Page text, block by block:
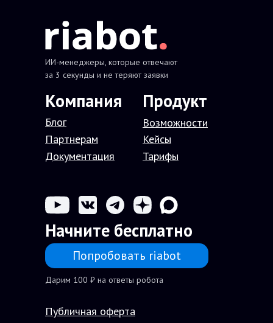
Публичная оферта
Дарим 100 ₽ на ответы робота
Попробовать riabot
Начните бесплатно
Возможности
Тарифы
Кейсы
Продукт
Партнерам
Документация
Блог
Компания
ИИ-менеджеры, которые отвечают
за 3 секунды и не теряют заявки